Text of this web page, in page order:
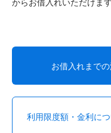
お借入れまで
利用限度額・金利に